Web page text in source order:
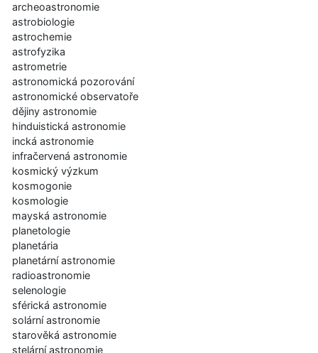
archeoastronomie
astrobiologie
astrochemie
astrofyzika
astrometrie
astronomická pozorování
astronomické observatoře
dějiny astronomie
hinduistická astronomie
incká astronomie
infračervená astronomie
kosmický výzkum
kosmogonie
kosmologie
mayská astronomie
planetologie
planetária
planetární astronomie
radioastronomie
selenologie
sférická astronomie
solární astronomie
starověká astronomie
stelární astronomie